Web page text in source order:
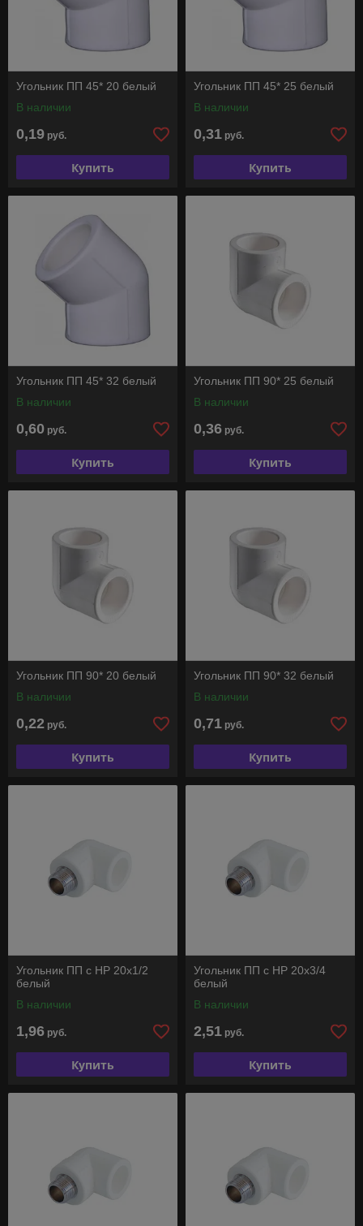
Угольник ПП 45* 20 белый
В наличии
0,19 руб.
Купить
Угольник ПП 45* 25 белый
В наличии
0,31 руб.
Купить
Угольник ПП 45* 32 белый
В наличии
0,60 руб.
Купить
Угольник ПП 90* 25 белый
В наличии
0,36 руб.
Купить
Угольник ПП 90* 20 белый
В наличии
0,22 руб.
Купить
Угольник ПП 90* 32 белый
В наличии
0,71 руб.
Купить
Угольник ПП с НР 20х1/2
белый
В наличии
1,96 руб.
Купить
Угольник ПП с НР 20х3/4
белый
В наличии
2,51 руб.
Купить